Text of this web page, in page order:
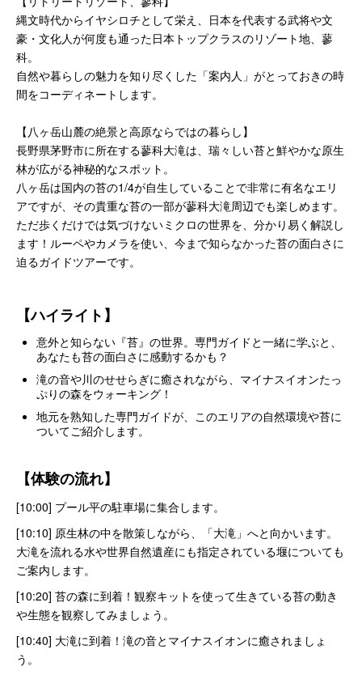
縄文時代からイヤシロチとして栄え、日本を代表する武将や文
豪・文化人が何度も通った日本トップクラスのリゾート地、蓼
科。
自然や暮らしの魅力を知り尽くした「案内人」がとっておきの時
間をコーディネートします。
【八ヶ岳山麓の絶景と高原ならではの暮らし】
長野県茅野市に所在する蓼科大滝は、瑞々しい苔と鮮やかな原生
林が広がる神秘的なスポット。
八ヶ岳は国内の苔の1/4が自生していることで非常に有名なエリ
アですが、その貴重な苔の一部が蓼科大滝周辺でも楽しめます。
ただ歩くだけでは気づけないミクロの世界を、分かり易く解説し
ます！ルーペやカメラを使い、今まで知らなかった苔の面白さに
迫るガイドツアーです。
【ハイライト】
意外と知らない『苔』の世界。専門ガイドと一緒に学ぶと、
あなたも苔の面白さに感動するかも？
滝の音や川のせせらぎに癒されながら、マイナスイオンたっ
ぷりの森をウォーキング！
地元を熟知した専門ガイドが、このエリアの自然環境や苔に
ついてご紹介します。
【体験の流れ】
[10:00] プール平の駐車場に集合します。
[10:10] 原生林の中を散策しながら、「大滝」へと向かいます。
大滝を流れる水や世界自然遺産にも指定されている堰についても
ご案内します。
[10:20] 苔の森に到着！観察キットを使って生きている苔の動き
や生態を観察してみましょう。
[10:40] 大滝に到着！滝の音とマイナスイオンに癒されましょ
う。